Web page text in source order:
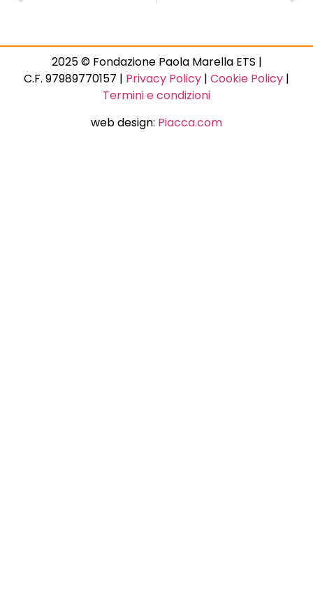
2025 © Fondazione Paola Marella ETS |
C.F. 97989770157 | Privacy Policy | Cookie Policy |
Termini e condizioni
web design: Piacca.com